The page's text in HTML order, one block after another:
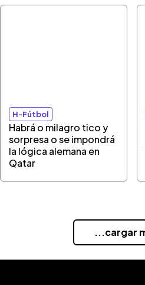
H-Fútbol
Habrá o milagro tico y
sorpresa o se impondrá
la lógica alemana en
Qatar
...cargar